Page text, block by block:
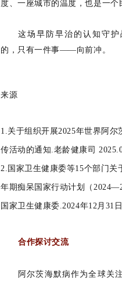
度、一座城市的温度，也是一个
这场早防早治的认知守
的，只有一件事——向前冲。
来源
1.关于组织开展2025年世界阿尔
传活动的通知.老龄健康司
2. 国家卫生健康委等15个部门关
年期痴呆国家行动计划（
国家卫生健康委.2024年12月31日
合作探讨交流
阿尔茨海默病作为全球关